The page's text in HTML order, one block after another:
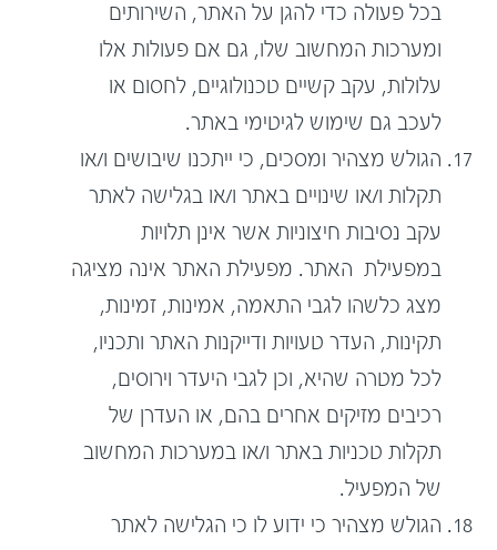
בכל פעולה כדי להגן על האתר, השירותים
ומערכות המחשוב שלו, גם אם פעולות אלו
עלולות, עקב קשיים טכנולוגיים, לחסום או
לעכב גם שימוש לגיטימי באתר.
הגולש מצהיר ומסכים, כי ייתכנו שיבושים ו/או
תקלות ו/או שינויים באתר ו/או בגלישה לאתר
עקב נסיבות חיצוניות אשר אינן תלויות
במפעילת האתר. מפעילת האתר אינה מציגה
מצג כלשהו לגבי התאמה, אמינות, זמינות,
תקינות, העדר טעויות ודייקנות האתר ותכניו,
לכל מטרה שהיא, וכן לגבי היעדר וירוסים,
רכיבים מזיקים אחרים בהם, או העדרן של
תקלות טכניות באתר ו/או במערכות המחשוב
של המפעיל.
הגולש מצהיר כי ידוע לו כי הגלישה לאתר